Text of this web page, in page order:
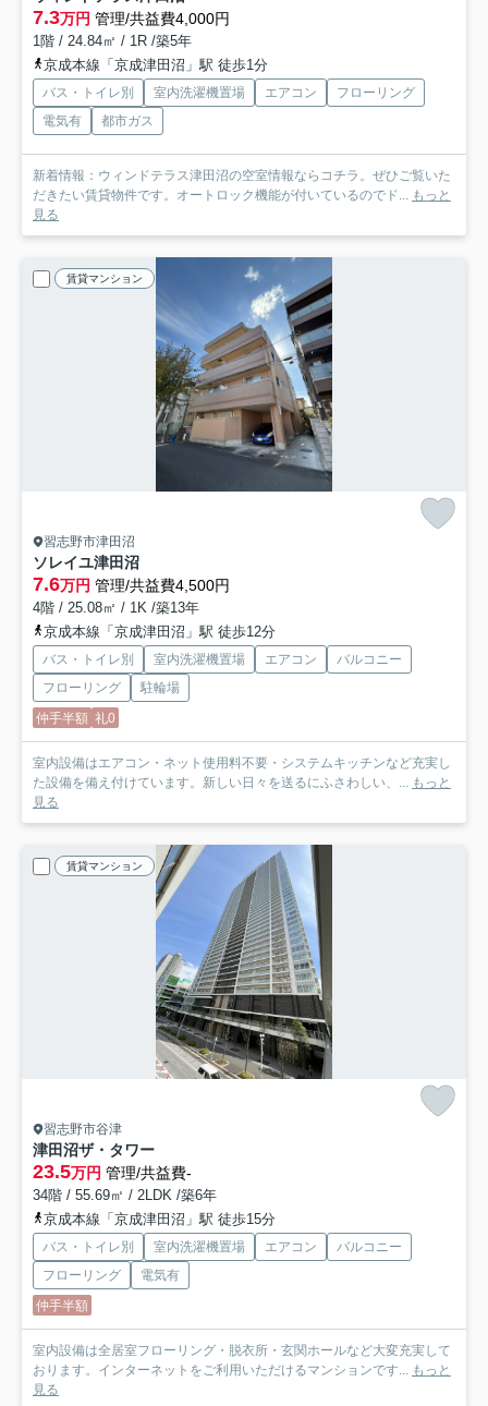
7.3万円 管理/共益費4,000円
1階 / 24.84㎡ / 1R /築5年
京成本線「京成津田沼」駅 徒歩1分
バス・トイレ別 室内洗濯機置場 エアコン
フローリング
電気有
都市ガス
新着情報：ウィンドテラス津田沼の空室情報ならコチラ。ぜひご覧いた
だきたい賃貸物件です。オートロック機能が付いているのでド...
もっと
見る
賃貸マンション
習志野市津田沼
ソレイユ津田沼
7.6万円 管理/共益費4,500円
4階 / 25.08㎡ / 1K /築13年
京成本線「京成津田沼」駅 徒歩12分
バス・トイレ別 室内洗濯機置場 エアコン
バルコニー
フローリング
駐輪場
仲手半額 礼0
室内設備はエアコン・ネット使用料不要・システムキッチンなど充実し
た設備を備え付けています。新しい日々を送るにふさわしい、...
もっと
見る
賃貸マンション
習志野市谷津
津田沼ザ・タワー
23.5万円 管理/共益費-
34階 / 55.69㎡ / 2LDK /築6年
京成本線「京成津田沼」駅 徒歩15分
バス・トイレ別 室内洗濯機置場 エアコン
バルコニー
フローリング
電気有
仲手半額
室内設備は全居室フローリング・脱衣所・玄関ホールなど大変充実して
おります。インターネットをご利用いただけるマンションです...
もっと
見る